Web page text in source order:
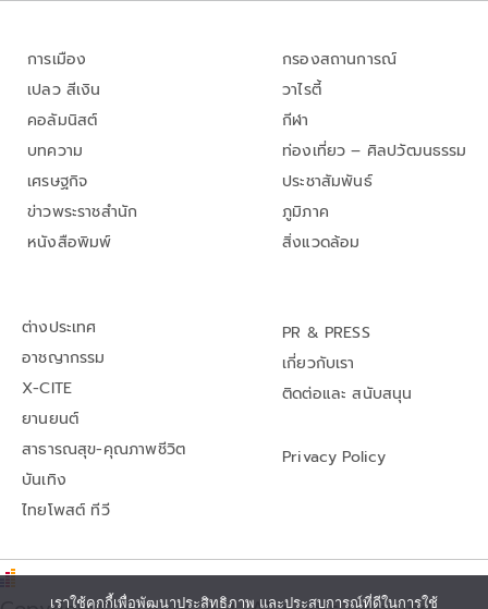
การเมือง
เปลว สีเงิน
คอลัมนิสต์
บทความ
เศรษฐกิจ
ข่าวพระราชสำนัก
หนังสือพิมพ์
กรองสถานการณ์
วาไรตี้
กีฬา
ท่องเที่ยว – ศิลปวัฒนธรรม
ประชาสัมพันธ์
ภูมิภาค
สิ่งแวดล้อม
ต่างประเทศ
อาชญากรรม
X-CITE
ยานยนต์
สาธารณสุข-คุณภาพชีวิต
บันเทิง
ไทยโพสต์ ทีวี
PR & PRESS
เกี่ยวกับเรา
ติดต่อและ สนับสนุน
Privacy Policy
เราใช้คุกกี้เพื่อพัฒนาประสิทธิภาพ และประสบการณ์ที่ดีในการใช้